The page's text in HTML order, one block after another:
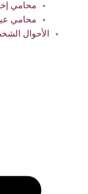
محامي
محامي
الأحوال